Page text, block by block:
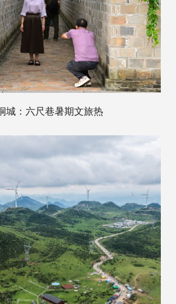
城：六尺巷暑期文旅热